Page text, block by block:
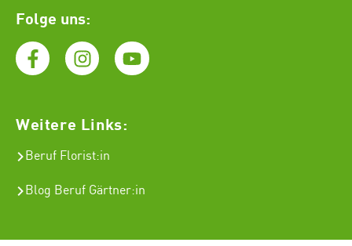
Folge uns:
Weitere Links:
Beruf Florist:in
Blog Beruf Gärtner:in